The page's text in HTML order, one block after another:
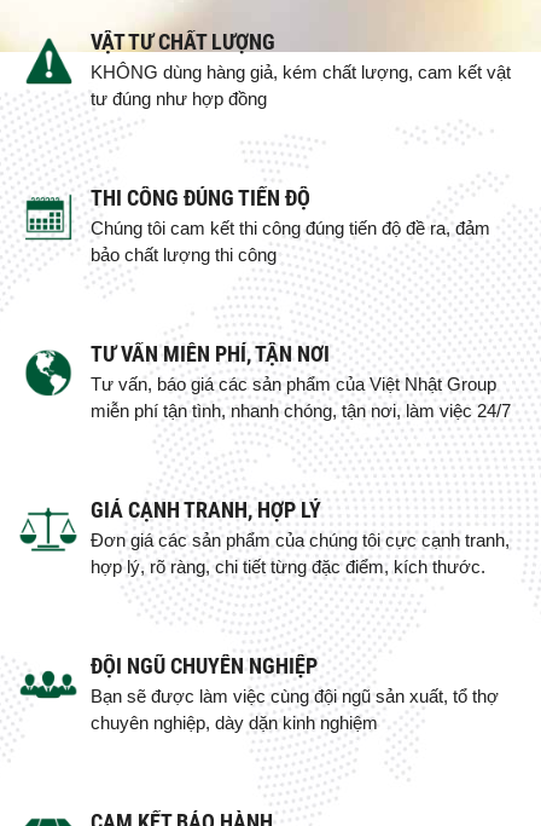
VẬT TƯ CHẤT LƯỢNG
KHÔNG dùng hàng giả, kém chất lượng, cam kết vật
tư đúng như hợp đồng
THI CÔNG ĐÚNG TIẾN ĐỘ
Chúng tôi cam kết thi công đúng tiến độ đề ra, đảm
bảo chất lượng thi công
TƯ VẤN MIỄN PHÍ, TẬN NƠI
Tư vấn, báo giá các sản phẩm của Việt Nhật Group
miễn phí tận tình, nhanh chóng, tận nơi, làm việc 24/7
GIÁ CẠNH TRANH, HỢP LÝ
Đơn giá các sản phẩm của chúng tôi cực cạnh tranh,
hợp lý, rõ ràng, chi tiết từng đặc điểm, kích thước.
ĐỘI NGŨ CHUYÊN NGHIỆP
Bạn sẽ được làm việc cùng đội ngũ sản xuất, tổ thợ
chuyên nghiệp, dày dặn kinh nghiệm